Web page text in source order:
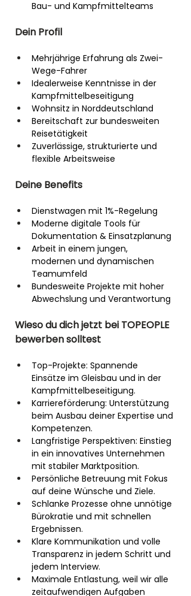
Bau- und Kampfmittelteams
Dein Profil
Mehrjährige Erfahrung als Zwei-
Wege-Fahrer
Idealerweise Kenntnisse in der
Kampfmittelbeseitigung
Wohnsitz in Norddeutschland
Bereitschaft zur bundesweiten
Reisetätigkeit
Zuverlässige, strukturierte und
flexible Arbeitsweise
Deine Benefits
Dienstwagen mit 1%-Regelung
Moderne digitale Tools für
Dokumentation & Einsatzplanung
Arbeit in einem jungen,
modernen und dynamischen
Teamumfeld
Bundesweite Projekte mit hoher
Abwechslung und Verantwortung
Wieso du dich jetzt bei TOPEOPLE
bewerben solltest
Top-Projekte: Spannende
Einsätze im Gleisbau und in der
Kampfmittelbeseitigung.
Karriereförderung: Unterstützung
beim Ausbau deiner Expertise und
Kompetenzen.
Langfristige Perspektiven: Einstieg
in ein innovatives Unternehmen
mit stabiler Marktposition.
Persönliche Betreuung mit Fokus
auf deine Wünsche und Ziele.
Schlanke Prozesse ohne unnötige
Bürokratie und mit schnellen
Ergebnissen.
Klare Kommunikation und volle
Transparenz in jedem Schritt und
jedem Interview.
Maximale Entlastung, weil wir alle
zeitaufwendigen Aufgaben